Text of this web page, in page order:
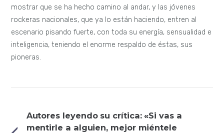
mostrar que se ha hecho camino al andar, y las jóvenes
rockeras nacionales, que ya lo están haciendo, entren al
escenario pisando fuerte, con toda su energía, sensualidad e
inteligencia, teniendo el enorme respaldo de éstas, sus
pioneras.
Autores leyendo su crítica: «Si vas a
mentirle a alguien, mejor miéntele